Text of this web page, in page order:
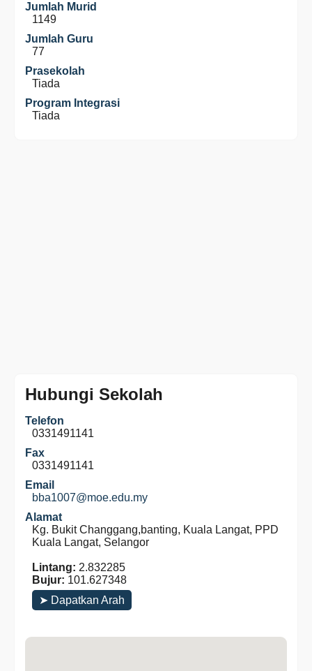
Jumlah Murid
1149
Jumlah Guru
77
Prasekolah
Tiada
Program Integrasi
Tiada
Hubungi Sekolah
Telefon
0331491141
Fax
0331491141
Email
bba1007@moe.edu.my
Alamat
Kg. Bukit Changgang,banting, Kuala Langat, PPD
Kuala Langat, Selangor
Lintang: 2.832285
Bujur: 101.627348
➤ Dapatkan Arah